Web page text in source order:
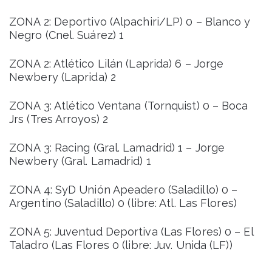
ZONA 2: Deportivo (Alpachiri/LP) 0 – Blanco y
Negro (Cnel. Suárez) 1
ZONA 2: Atlético Lilán (Laprida) 6 – Jorge
Newbery (Laprida) 2
ZONA 3: Atlético Ventana (Tornquist) 0 – Boca
Jrs (Tres Arroyos) 2
ZONA 3: Racing (Gral. Lamadrid) 1 – Jorge
Newbery (Gral. Lamadrid) 1
ZONA 4: SyD Unión Apeadero (Saladillo) 0 –
Argentino (Saladillo) 0 (libre: Atl. Las Flores)
ZONA 5: Juventud Deportiva (Las Flores) 0 – El
Taladro (Las Flores 0 (libre: Juv. Unida (LF))